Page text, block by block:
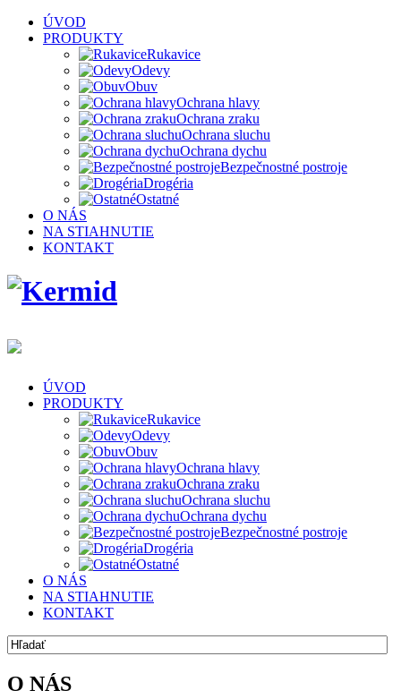
ÚVOD
PRODUKTY
Rukavice
Odevy
Obuv
Ochrana hlavy
Ochrana zraku
Ochrana sluchu
Ochrana dychu
Bezpečnostné postroje
Drogéria
Ostatné
O NÁS
NA STIAHNUTIE
KONTAKT
ÚVOD
PRODUKTY
Rukavice
Odevy
Obuv
Ochrana hlavy
Ochrana zraku
Ochrana sluchu
Ochrana dychu
Bezpečnostné postroje
Drogéria
Ostatné
O NÁS
NA STIAHNUTIE
KONTAKT
O NÁS